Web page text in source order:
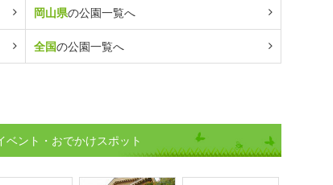
岡山県の公園一覧へ
全国の公園一覧へ
ント・おでかけスポット